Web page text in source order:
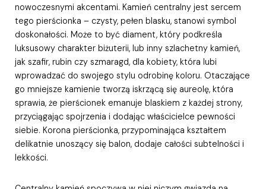
nowoczesnymi akcentami. Kamień centralny jest sercem
tego pierścionka – czysty, pełen blasku, stanowi symbol
doskonałości. Może to być diament, który podkreśla
luksusowy charakter biżuterii, lub inny szlachetny kamień,
jak szafir, rubin czy szmaragd, dla kobiety, która lubi
wprowadzać do swojego stylu odrobinę koloru. Otaczające
go mniejsze kamienie tworzą iskrzącą się aureolę, która
sprawia, że pierścionek emanuje blaskiem z każdej strony,
przyciągając spojrzenia i dodając właścicielce pewności
siebie. Korona pierścionka, przypominająca kształtem
delikatnie unoszący się balon, dodaje całości subtelności i
lekkości.